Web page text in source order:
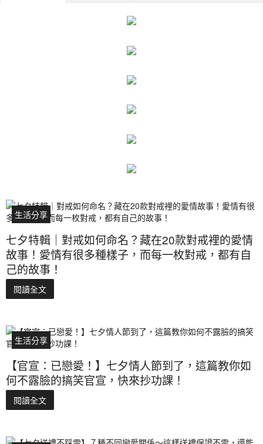
生活分享
七夕特輯｜對戒如何命名？藏在20款對戒裡的愛情
故事！愛情有很多種樣子，而每一枚對戒，都有自
己的故事！
閱讀全文
生活分享
【官宣：已戀愛！】七夕情人節到了，這篇教你如
何不露臉的搞笑官宣，快來抄功課！
閱讀全文